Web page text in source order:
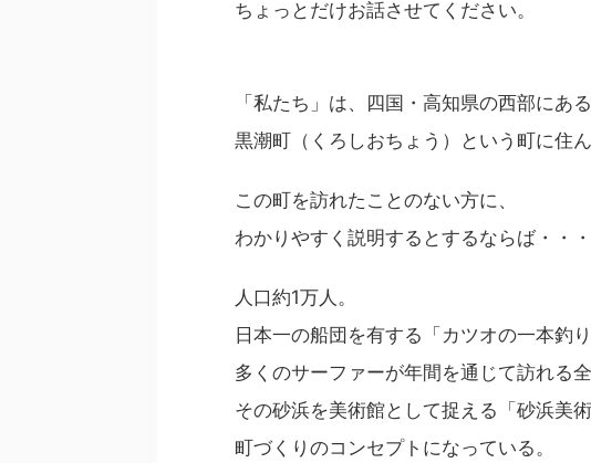
ちょっとだけお話させてください。
「私たち」は、四国・高知県の西部にある
黒潮町（くろしおちょう）という町に住ん
この町を訪れたことのない方に、
わかりやすく説明するとするならば・・・
人口約1万人。
日本一の船団を有する「カツオの一本釣り
多くのサーファーが年間を通じて訪れる
その砂浜を美術館として捉える「砂浜美
町づくりのコンセプトになっている。